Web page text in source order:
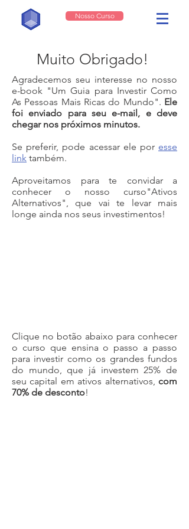
Nosso Curso
Muito Obrigado!
Agradecemos seu interesse no nosso
e-book "Um Guia para Investir Como
As Pessoas Mais Ricas do Mundo". Ele
foi enviado para seu e-mail, e deve
chegar nos próximos minutos.
Se preferir, pode acessar ele por esse
link também.
Aproveitamos para te convidar a
conhecer o nosso curso"Ativos
Alternativos", que vai te levar mais
longe ainda nos seus investimentos!
Clique no botão abaixo para conhecer
o curso que ensina o passo a passo
para investir como os grandes fundos
do mundo, que já investem 25% de
seu capital em ativos alternativos, com
70% de desconto!